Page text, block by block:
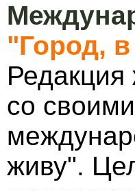
"Город,
Редакция
со
живу".